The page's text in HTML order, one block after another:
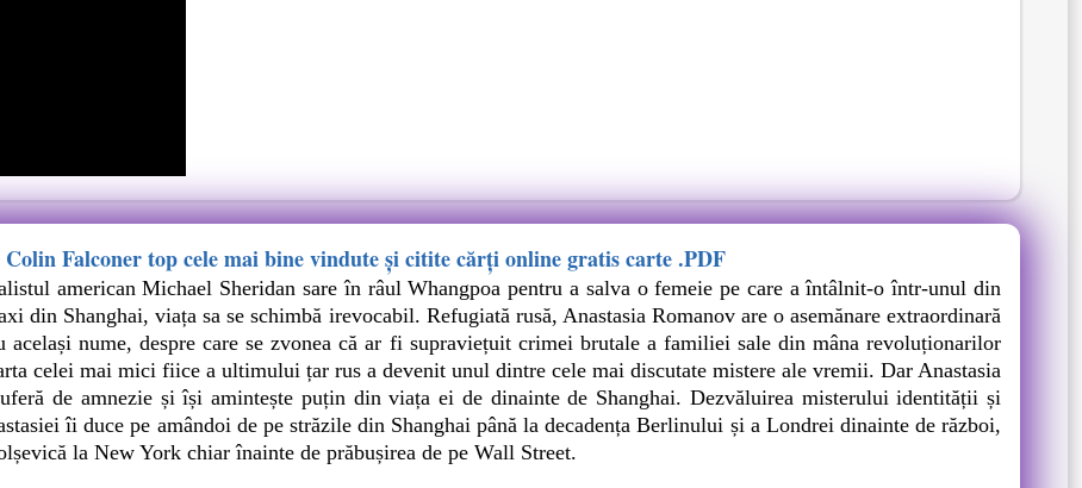
Colin Falconer top cele mai bine vindute și citite cărți online gratis carte .PDF
american Michael Sheridan sare în râul Whangpoa pentru a salva o femeie pe care a întâlnit-o într-unul din
din Shanghai, viața sa se schimbă irevocabil. Refugiată rusă, Anastasia Romanov are o asemănare extraordinară
același nume, despre care se zvonea că ar fi supraviețuit crimei brutale a familiei sale din mâna revoluționarilor
celei mai mici fiice a ultimului țar rus a devenit unul dintre cele mai discutate mistere ale vremii. Dar Anastasia
de amnezie și își amintește puțin din viața ei de dinainte de Shanghai. Dezvăluirea misterului identității și
îi duce pe amândoi de pe străzile din Shanghai până la decadența Berlinului și a Londrei dinainte de război,
la New York chiar înainte de prăbușirea de pe Wall Street.